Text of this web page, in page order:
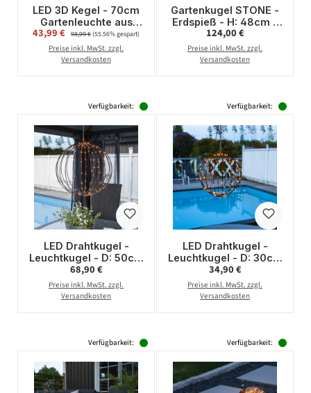
LED 3D Kegel - 70cm
Gartenleuchte aus
Draht - 100
warmweiße LED - für
Außen - silberner
Verkaufspreis:
43,99 € Regulärer Preis:
98,99 €(55.56% gespart)
Preise inkl. MwSt. zzgl.
Versandkosten
Gartenkugel STONE -
Erdspieß - H: 48cm -
D: 50cm - Fassung
E27 - Kabel - Außen -
grau
Regulärer Preis:
124,00 €
Preise inkl. MwSt. zzgl.
Versandkosten
Verfügbarkeit:
LED Drahtkugel -
Leuchtkugel - D: 50cm
- 198 warmweiße LED
- 8 Funktionen -
faltbar - schwarz
Regulärer Preis:
68,90 €
Preise inkl. MwSt. zzgl.
Versandkosten
Verfügbarkeit:
LED Drahtkugel -
Leuchtkugel - D: 30cm
- 96 warmweiße LED -
8 Funktionen - faltbar
- schwarz
Regulärer Preis:
34,90 €
Preise inkl. MwSt. zzgl.
Versandkosten
Verfügbarkeit: Verfügbarkeit: